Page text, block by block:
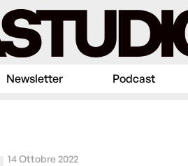
Newsletter Podcast
14 Ottobre 2022